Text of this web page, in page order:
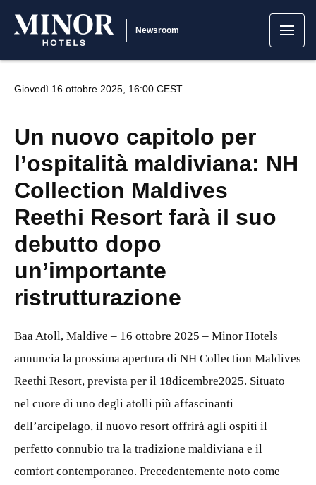
Newsroom
Giovedì 16 ottobre 2025, 16:00 CEST
Un nuovo capitolo per
l’ospitalità maldiviana: NH
Collection Maldives
Reethi Resort farà il suo
debutto dopo
un’importante
ristrutturazione
Baa Atoll, Maldive – 16 ottobre 2025 – Minor Hotels
annuncia la prossima apertura di NH Collection Maldives
Reethi Resort, prevista per il 18dicembre2025. Situato
nel cuore di uno degli atolli più affascinanti
dell’arcipelago, il nuovo resort offrirà agli ospiti il
perfetto connubio tra la tradizione maldiviana e il
comfort contemporaneo. Precedentemente noto come